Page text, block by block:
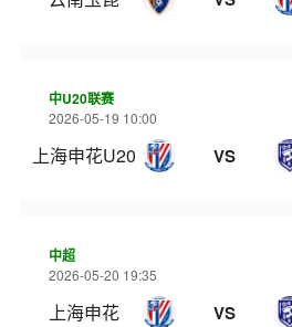
中U20联赛
2026-05-19 10:00
上海申花U20 VS
中超
2026-05-20 19:35
上海申花 VS